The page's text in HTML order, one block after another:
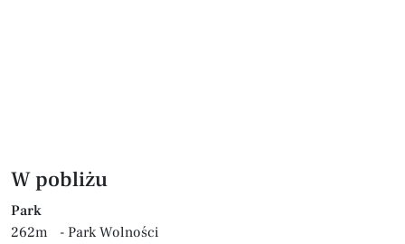
W pobliżu
Park
262m
- Park Wolności